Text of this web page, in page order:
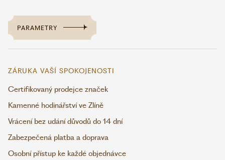
PARAMETRY
ZÁRUKA VAŠÍ SPOKOJENOSTI
Certifikovaný prodejce značek
Kamenné hodinářství ve Zlíně
Vrácení bez udání důvodů do 14 dní
Zabezpečená platba a doprava
Osobní přístup ke každé objednávce